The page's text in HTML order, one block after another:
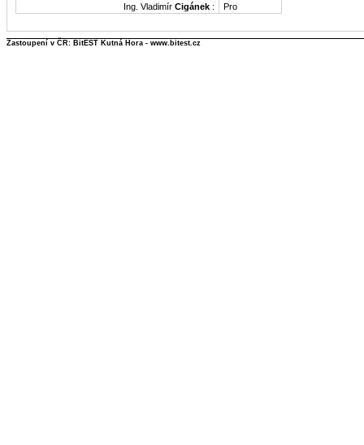
Ing. Vladimír Cigánek : Pro
Zastoupení v ČR: BitEST Kutná Hora - www.bitest.cz